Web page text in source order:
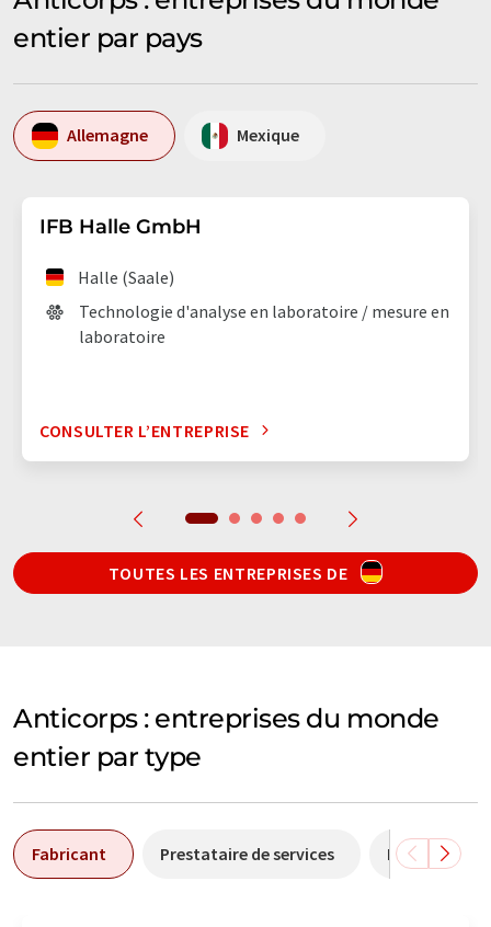
entier par pays
Allemagne Mexique
IFB Halle GmbH
Halle (Saale)
Technologie d'analyse en laboratoire / mesure en
laboratoire
CONSULTER L’ENTREPRISE
TOUTES LES ENTREPRISES DE
Anticorps : entreprises du monde
entier par type
Fabricant Prestataire de services Distributeur